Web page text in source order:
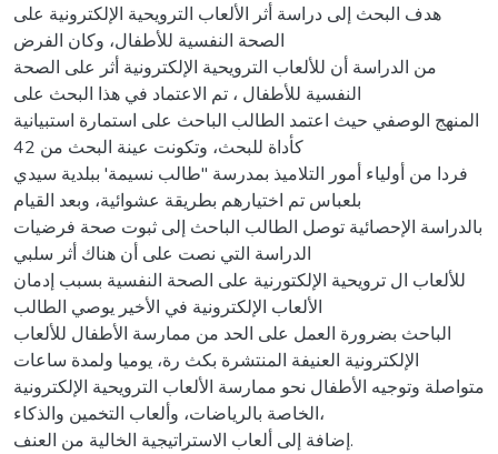
هدف البحث إلى دراسة أثر الألعاب الترويحية الإلكترونية على
الصحة النفسية للأطفال، وكان الفرض
من الدراسة أن للألعاب الترويحية الإلكترونية أثر على الصحة
النفسية للأطفال ، تم الاعتماد في هذا البحث على
المنهج الوصفي حيث اعتمد الطالب الباحث على استمارة استبيانية
كأداة للبحث، وتكونت عينة البحث من 42
فردا من أولياء أمور التلاميذ بمدرسة "طالب نسيمة' ببلدية سيدي
بلعباس تم اختيارهم بطريقة عشوائية، وبعد القيام
بالدراسة الإحصائية توصل الطالب الباحث إلى ثبوت صحة فرضيات
الدراسة التي نصت على أن هناك أثر سلبي
للألعاب ال ترويحية الإلكتورنية على الصحة النفسية بسبب إدمان
الألعاب الإلكترونية في الأخير يوصي الطالب
الباحث بضرورة العمل على الحد من ممارسة الأطفال للألعاب
الإلكترونية العنيفة المنتشرة بكث رة، يوميا ولمدة ساعات
متواصلة وتوجيه الأطفال نحو ممارسة الألعاب الترويحية الإلكترونية
الخاصة بالرياضات، وألعاب التخمين والذكاء،
إضافة إلى ألعاب الاستراتيجية الخالية من العنف.